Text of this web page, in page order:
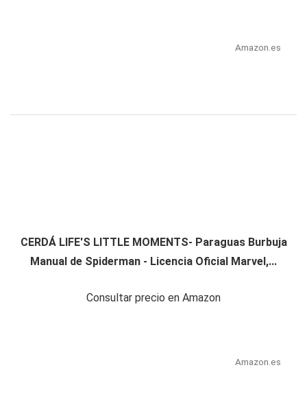
Amazon.es
CERDÁ LIFE'S LITTLE MOMENTS- Paraguas Burbuja
Manual de Spiderman - Licencia Oficial Marvel,...
Consultar precio en Amazon
Amazon.es